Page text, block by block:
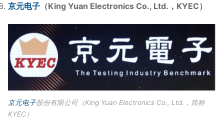
京元电子 （King Yuan Electronics Co., Ltd.，KYEC）
京元电子股份有限公司（King Yuan Electronics Co., Ltd.，简称
KYEC）